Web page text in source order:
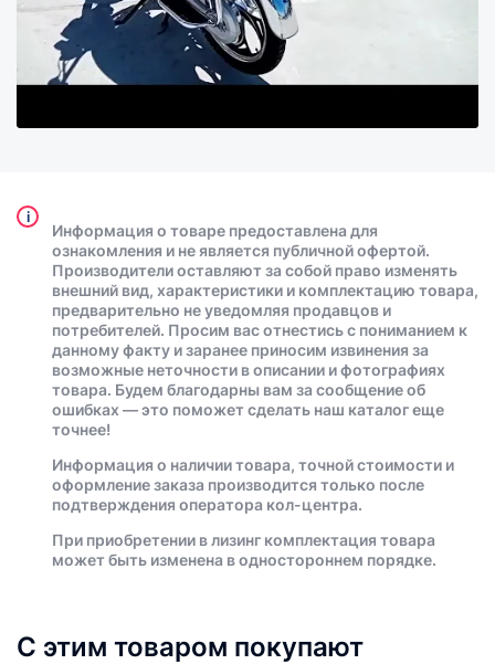
i
Информация о товаре предоставлена для
ознакомления и не является публичной офертой.
Производители оставляют за собой право изменять
внешний вид, характеристики и комплектацию товара,
предварительно не уведомляя продавцов и
потребителей. Просим вас отнестись с пониманием к
данному факту и заранее приносим извинения за
возможные неточности в описании и фотографиях
товара. Будем благодарны вам за сообщение об
ошибках — это поможет сделать наш каталог еще
точнее!
Информация о наличии товара, точной стоимости и
оформление заказа производится только после
подтверждения оператора кол-центра.
При приобретении в лизинг комплектация товара
может быть изменена в одностороннем порядке.
С этим товаром покупают